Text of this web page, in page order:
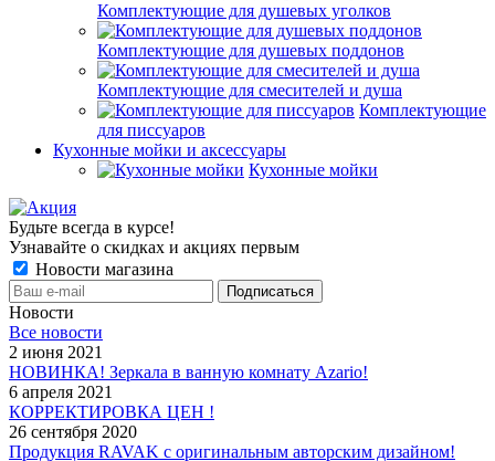
Комплектующие для душевых уголков
Комплектующие для душевых поддонов
Комплектующие для смесителей и душа
Комплектующие
для писсуаров
Кухонные мойки и аксессуары
Кухонные мойки
Будьте всегда в курсе!
Узнавайте о скидках и акциях первым
Новости магазина
Новости
Все новости
2 июня 2021
НОВИНКА! Зеркала в ванную комнату Azario!
6 апреля 2021
КОРРЕКТИРОВКА ЦЕН !
26 сентября 2020
Продукция RAVAK с оригинальным авторским дизайном!